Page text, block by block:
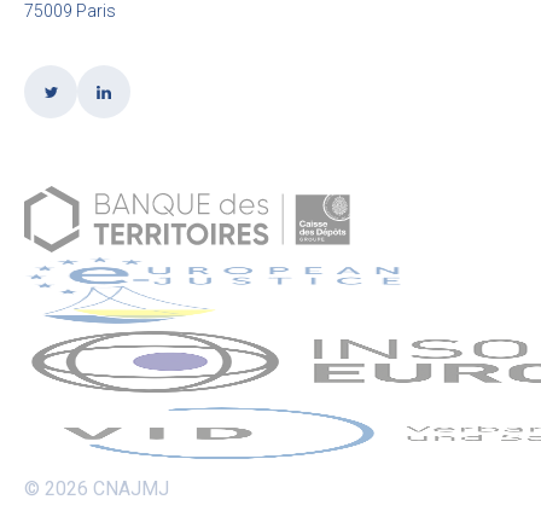
75009 Paris
© 2026 CNAJMJ